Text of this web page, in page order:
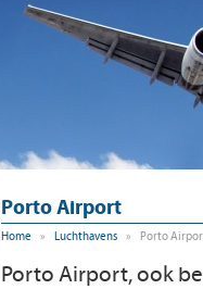
Porto Airport
Home » Luchthavens » Porto
Porto Airport, ook